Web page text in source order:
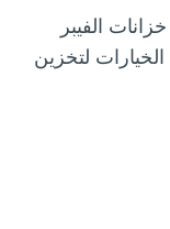
الفيبر
لتخزين